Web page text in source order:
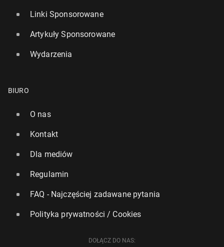
Linki Sponsorowane
Artykuły Sponsorowane
Wydarzenia
BIURO
O nas
Kontakt
Dla mediów
Regulamin
FAQ - Najczęściej zadawane pytania
Polityka prywatności / Cookies
DOŁĄCZ DO NAS: